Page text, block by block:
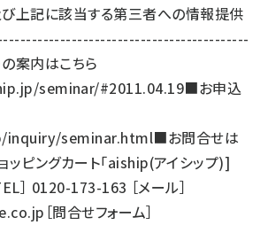
上記に該当する第三者への情報提供
案内はこちら
seminar/#2011.04.19■お申込
seminar.html■お問合せは
ッピングカート「aiship(アイシップ)]
］ 0120-173-163 ［メール］
［問合せフォーム］